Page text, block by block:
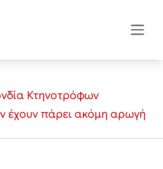
Κτηνοτρόφων
έχουν πάρει ακόμη αρωγή